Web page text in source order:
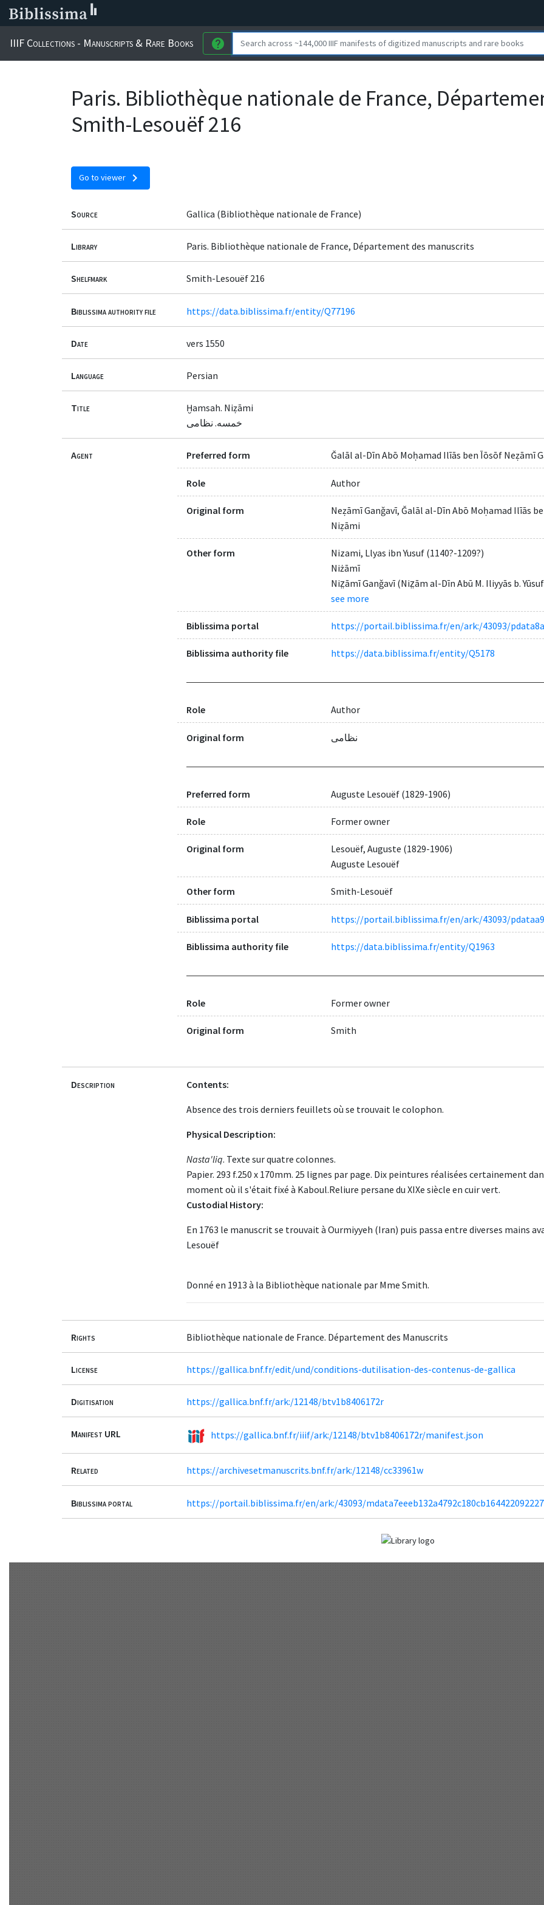
IIIF Collections - Manuscripts & Rare Books help
Paris. Bibliothèque nationale de France,
Smith-Lesouëf 216
Go to viewer chevron_right
Source Gallica (Bibliothèque nationale de France)
Library Paris. Bibliothèque nationale de France, Département des manuscrits
Shelfmark Smith-Lesouëf 216
Biblissima authority file https://data.biblissima.fr/entity/Q77196
Date vers 1550
Language Persian
Title
Ḫamsah. Niẓāmi
خمسه. نظامی
Agent Preferred form Ǧalāl al-Dīn Abō Moḥamad Ilīās ben Īōsōf Neẓāmī
Role Author
Original form
Neẓāmī Ganǧavī, Ǧalāl al-Dīn Abō Moḥamad Ilīās
Niẓāmi
Other form
Nizami, Llyas ibn Yusuf (1140?-1209?)
Niżāmī
Niz̤āmī Ganǧavī (Niz̤ām al-Dīn Abū M. Iliyyās b.
see more
Biblissima portal https://portail.biblissima.fr/en/ark:/43093/
Biblissima authority file https://data.biblissima.fr/entity/Q5178
Role Author
Original form نظامی
Preferred form Auguste Lesouëf (1829-1906)
Role Former owner
Original form
Lesouëf, Auguste (1829-1906)
Auguste Lesouëf
Other form Smith-Lesouëf
Biblissima portal https://portail.biblissima.fr/en/ark:/43093/
Biblissima authority file https://data.biblissima.fr/entity/Q1963
Role Former owner
Original form Smith
Description Contents:
Absence des trois derniers feuillets où se trouvait le colophon.
Physical Description:
Nasta'liq. Texte sur quatre colonnes.
Papier. 293 f.250 x 170mm. 25 lignes par page. Dix peintures réalisées certainement
moment où il s'était fixé à Kaboul.Reliure persane du XIXe siècle en cuir vert.
Custodial History:
En 1763 le manuscrit se trouvait à Ourmiyyeh (Iran) puis passa entre diverses mains
Lesouëf
Donné en 1913 à la Bibliothèque nationale par Mme Smith.
Rights Bibliothèque nationale de France. Département des Manuscrits
License https://gallica.bnf.fr/edit/und/conditions-dutilisation-des-contenus-de-gallica
Digitisation https://gallica.bnf.fr/ark:/12148/btv1b8406172r
Manifest URL https://gallica.bnf.fr/iiif/ark:/12148/btv1b8406172r/manifest.json
Related https://archivesetmanuscrits.bnf.fr/ark:/12148/cc33961w
Biblissima portal https://portail.biblissima.fr/en/ark:/43093/